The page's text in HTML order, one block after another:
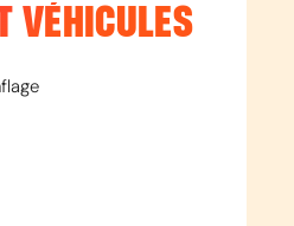
VÉHICULES